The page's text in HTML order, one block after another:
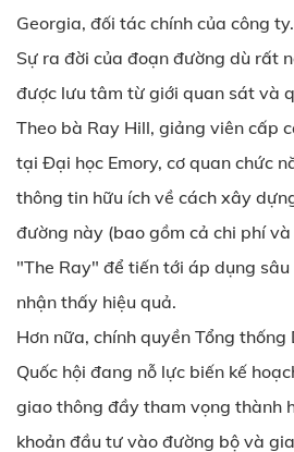
Georgia, đối tác chính của công ty.
Sự ra đời của đoạn đường dù rất
được lưu tâm từ giới quan sát và
Theo bà Ray Hill, giảng viên cấp
tại Đại học Emory, cơ quan chức
thông tin hữu ích về cách xây
đường này (bao gồm cả chi phí
"The Ray" để tiến tới áp dụng
nhận thấy hiệu quả.
Hơn nữa, chính quyền Tổng
Quốc hội đang nỗ lực biến kế
giao thông đầy tham vọng thành
khoản đầu tư vào đường bộ và